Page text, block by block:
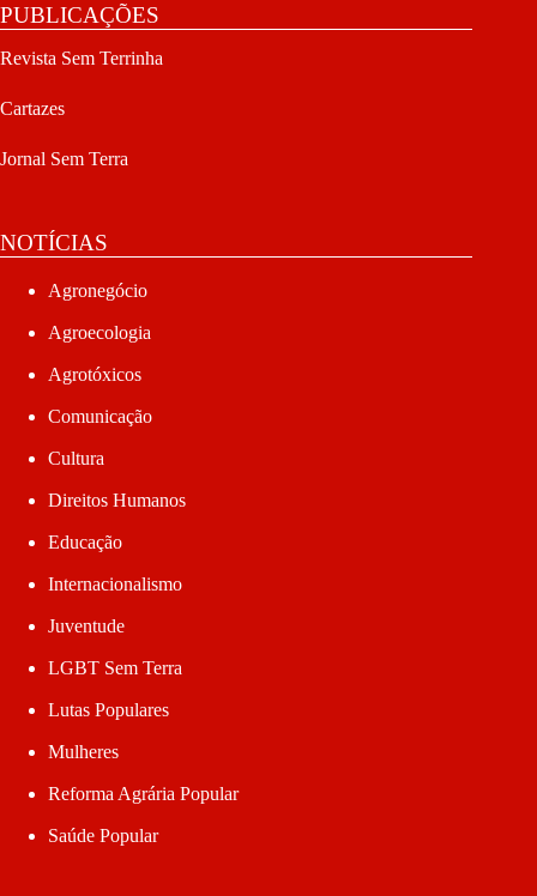
PUBLICAÇÕES
Revista Sem Terrinha
Cartazes
Jornal Sem Terra
NOTÍCIAS
Agronegócio
Agroecologia
Agrotóxicos
Comunicação
Cultura
Direitos Humanos
Educação
Internacionalismo
Juventude
LGBT Sem Terra
Lutas Populares
Mulheres
Reforma Agrária Popular
Saúde Popular